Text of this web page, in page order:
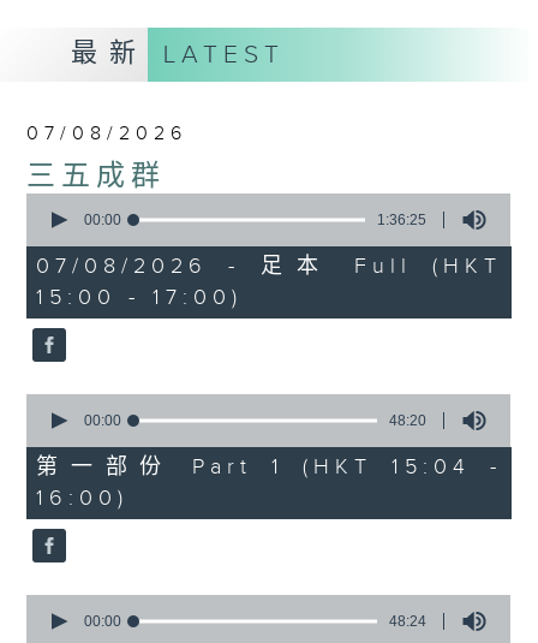
还有你最喜欢的灵异故事。
三五成群 个个好人 陪你等放工
最新 LATEST
07/08/2026
三五成群
seconds
1
hour,
36
minutes,
25
seconds
00:00 1:36:25
07/08/2026 - 足本 Full (HKT
15:00 - 17:00)
seconds
48
minutes,
20
seconds
00:00 48:20
第一部份 Part 1 (HKT 15:04 -
16:00)
seconds
00:00 48:24